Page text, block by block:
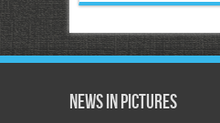
News in Pictures